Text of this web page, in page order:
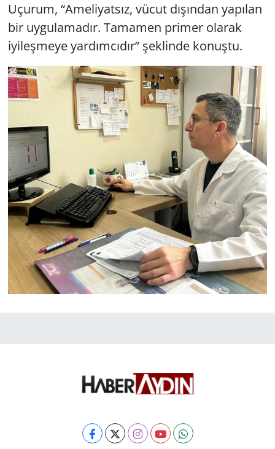
Uçurum, “Ameliyatsız, vücut dışından yapılan
bir uygulamadır. Tamamen primer olarak
iyileşmeye yardımcıdır” şeklinde konuştu.